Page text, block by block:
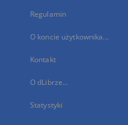
Regulamin
O koncie użytkownika...
Kontakt
O dLibrze...
Statystyki